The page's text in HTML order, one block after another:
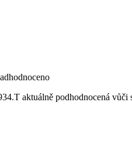
aktuálně podhodnocená vůči